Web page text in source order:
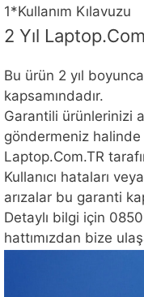
1*Kullanım Kılavuzu
2 Yıl
Bu ürün 2 yıl
kapsamındadır.
Garantili ürünlerinizi
göndermeniz
Laptop.Com.TR
Kullanıcı hataları
arızalar bu garanti
Detaylı bilgi için
hattımızdan bize